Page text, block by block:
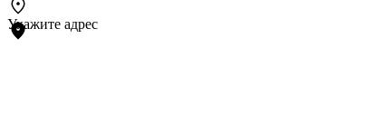
Укажите адрес